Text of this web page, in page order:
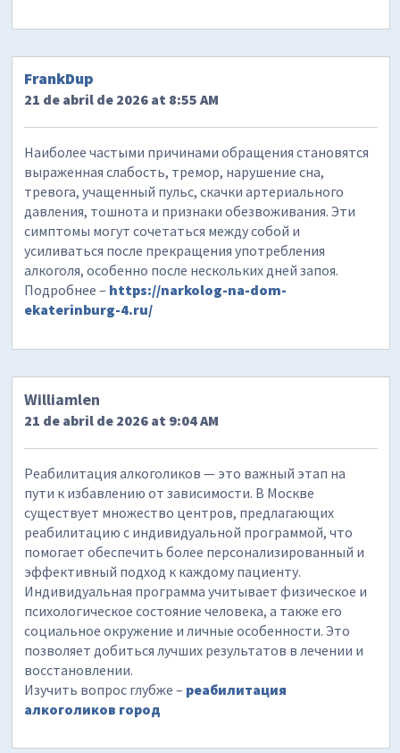
FrankDup
21 de abril de 2026 at 8:55 AM
Наиболее частыми причинами обращения становятся
выраженная слабость, тремор, нарушение сна,
тревога, учащенный пульс, скачки артериального
давления, тошнота и признаки обезвоживания. Эти
симптомы могут сочетаться между собой и
усиливаться после прекращения употребления
алкоголя, особенно после нескольких дней запоя.
Подробнее – https://narkolog-na-dom-
ekaterinburg-4.ru/
Williamlen
21 de abril de 2026 at 9:04 AM
Реабилитация алкоголиков — это важный этап на
пути к избавлению от зависимости. В Москве
существует множество центров, предлагающих
реабилитацию с индивидуальной программой, что
помогает обеспечить более персонализированный и
эффективный подход к каждому пациенту.
Индивидуальная программа учитывает физическое и
психологическое состояние человека, а также его
социальное окружение и личные особенности. Это
позволяет добиться лучших результатов в лечении и
восстановлении.
Изучить вопрос глубже – реабилитация
алкоголиков город